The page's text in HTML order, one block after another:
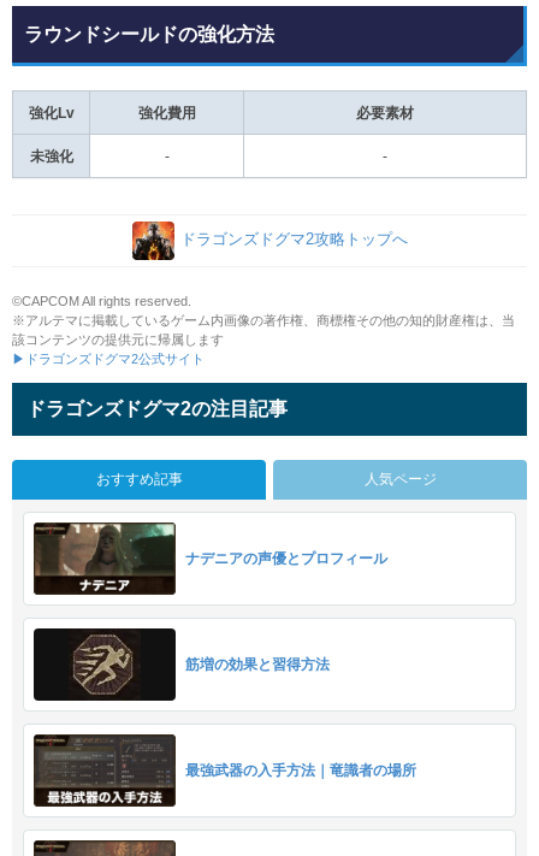
ラウンドシールドの強化方法
強化Lv 強化費用 必要素材
未強化 - -
ドラゴンズドグマ2攻略トップへ
©CAPCOM All rights reserved.
※アルテマに掲載しているゲーム内画像の著作権、商標権その他の知的財産権は、当
該コンテンツの提供元に帰属します
▶ドラゴンズドグマ2公式サイト
ドラゴンズドグマ2の注目記事
おすすめ記事 人気ページ
ナデニアの声優とプロフィール
筋増の効果と習得方法
最強武器の入手方法｜竜識者の場所